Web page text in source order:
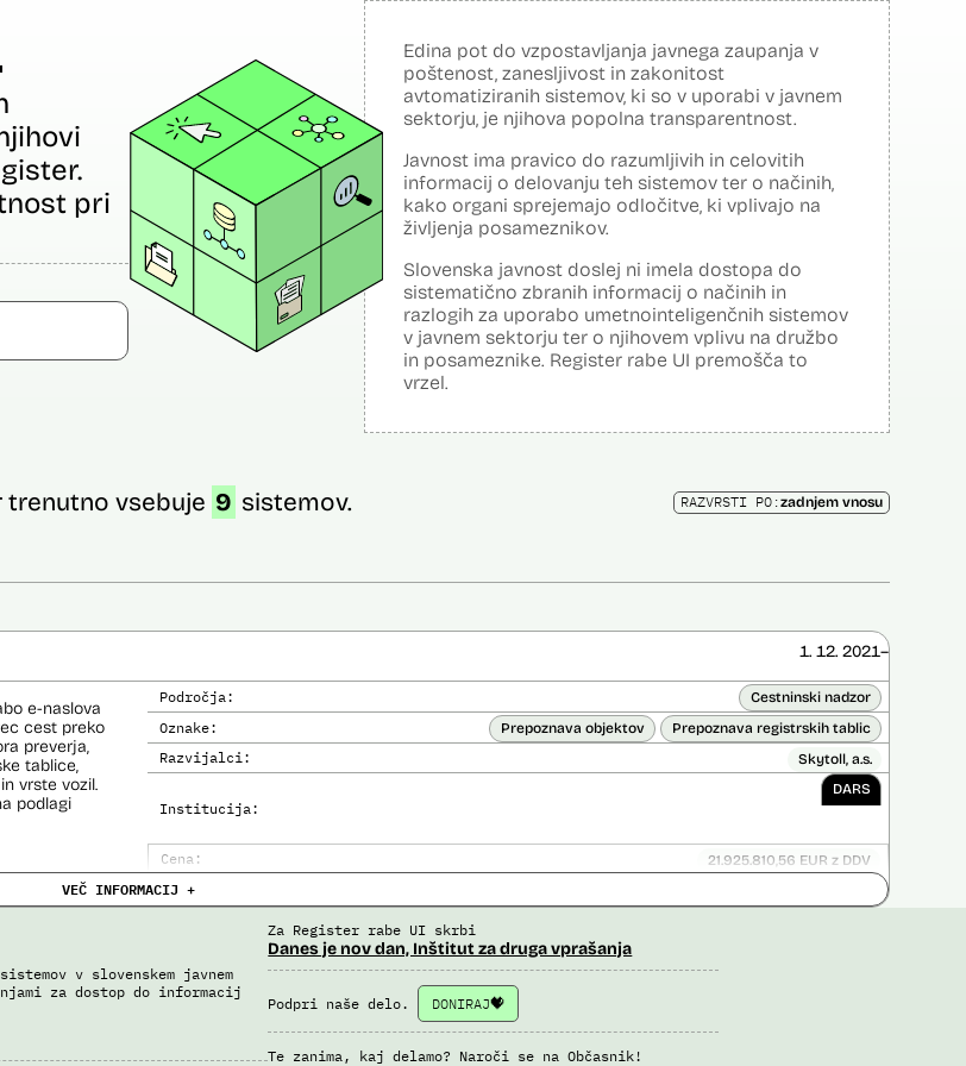
pri
Edina pot do vzpostavljanja javnega zaupanja v
poštenost, zanesljivost in zakonitost
avtomatiziranih sistemov, ki so v uporabi v javnem
sektorju, je njihova popolna transparentnost.
Javnost ima pravico do razumljivih in celovitih
informacij o delovanju teh sistemov ter o načinih,
kako organi sprejemajo odločitve, ki vplivajo na
življenja posameznikov.
Slovenska javnost doslej ni imela dostopa do
sistematično zbranih informacij o načinih in
razlogih za uporabo umetnointeligenčnih sistemov
v javnem sektorju ter o njihovem vplivu na družbo
in posameznike. Register rabe UI premošča to
vrzel.
trenutno vsebuje 9 sistemov. RAZVRSTI PO:zadnjem vnosu
1. 12. 2021–
Področja: Cestninski nadzor
Oznake: Prepoznava objektov Prepoznava registrskih tablic
Razvijalci: Skytoll, a.s.
Institucija:
DARS
Cena: 21.925.810,56 EUR z DDV
Analiza učinka na človekove pravice opravljena:
e-naslova
cest preko
preverja,
tablice,
vrste vozil.
podlagi
VEČ INFORMACIJ +
v slovenskem javnem
za dostop do informacij
Za Register rabe UI skrbi
Danes je nov dan, Inštitut za druga vprašanja
Podpri naše delo. DONIRAJ
Te zanima, kaj delamo? Naroči se na Občasnik!